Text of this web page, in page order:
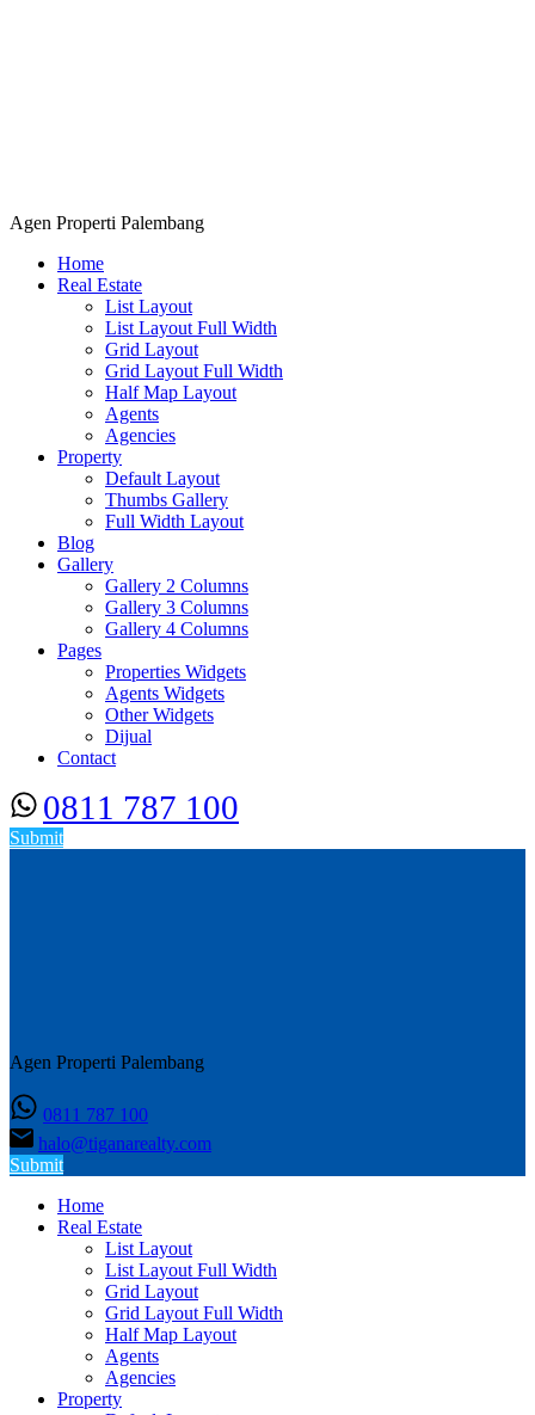
Agen Properti Palembang
Home
Real Estate
List Layout
List Layout Full Width
Grid Layout
Grid Layout Full Width
Half Map Layout
Agents
Agencies
Property
Default Layout
Thumbs Gallery
Full Width Layout
Blog
Gallery
Gallery 2 Columns
Gallery 3 Columns
Gallery 4 Columns
Pages
Properties Widgets
Agents Widgets
Other Widgets
Dijual
Contact
0811 787 100
Submit
Agen Properti Palembang
0811 787 100
halo@tiganarealty.com
Submit
Home
Real Estate
List Layout
List Layout Full Width
Grid Layout
Grid Layout Full Width
Half Map Layout
Agents
Agencies
Property